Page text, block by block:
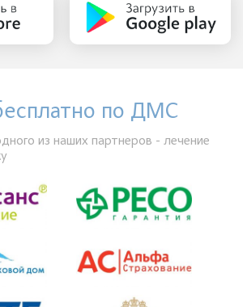
по ДМС
из наших партнеров - лечение